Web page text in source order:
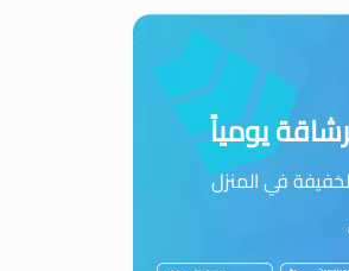
يومياً
في المنزل